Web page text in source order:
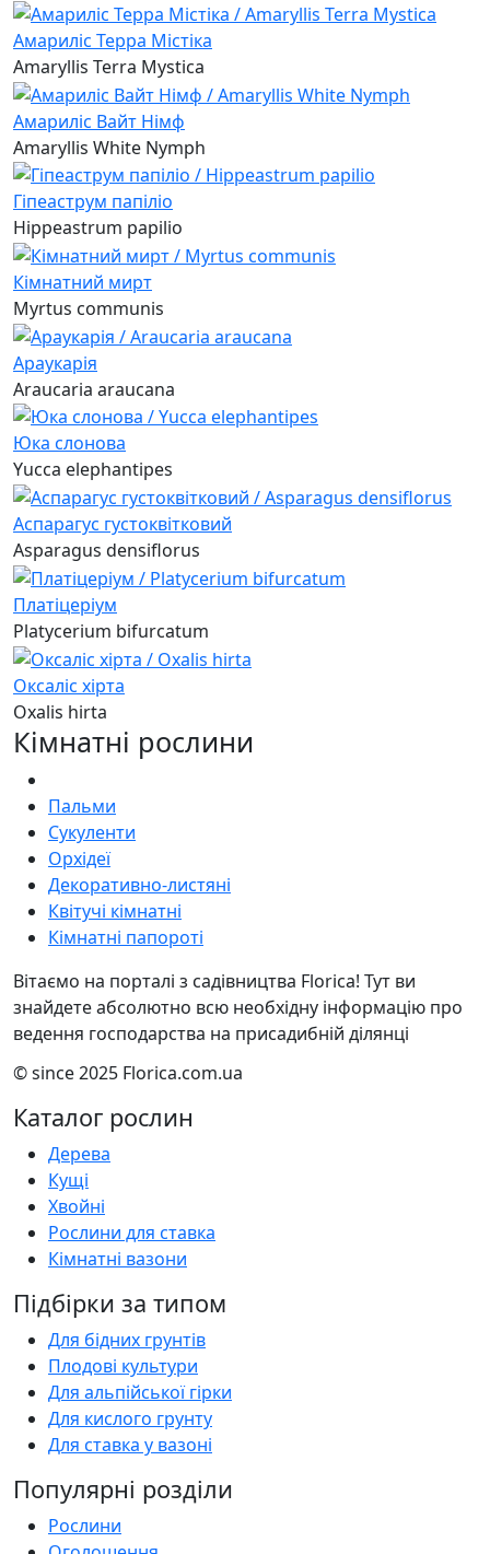
Амариліс Терра Містіка
Amaryllis Terra Mystica
Амариліс Вайт Німф
Amaryllis White Nymph
Гіпеаструм папіліо
Hippeastrum papilio
Кімнатний мирт
Myrtus communis
Араукарія
Araucaria araucana
Юка слонова
Yucca elephantipes
Аспарагус густоквітковий
Asparagus densiflorus
Платіцеріум
Platycerium bifurcatum
Оксаліс хірта
Oxalis hirta
Кімнатні рослини
Пальми
Сукуленти
Орхідеї
Декоративно-листяні
Квітучі кімнатні
Кімнатні папороті
Вітаємо на порталі з садівництва Florica! Тут ви
знайдете абсолютно всю необхідну інформацію про
ведення господарства на присадибній ділянці
© since 2025 Florica.com.ua
Каталог рослин
Дерева
Кущі
Хвойні
Рослини для ставка
Кімнатні вазони
Підбірки за типом
Для бідних грунтів
Плодові культури
Для альпійської гірки
Для кислого грунту
Для ставка у вазоні
Популярні розділи
Рослини